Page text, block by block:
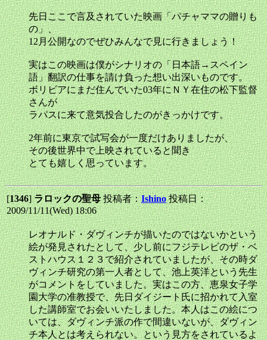
先日ここで言及されていた映画「パチャママの贈りも
の」、
12月公開なのでぜひみんなで見に行きましょう！
実はこの映画は僕がシナリオの「日本語→スペイン
語」翻訳の仕事を請け負った想い出深いものです。
ボリビアにまだ住んでいた03年にＮＹ在住の松下監督
さんが
ラパスに来て意気投合したのがきっかけです。
2年前に東京で試写会が一度だけありましたが、
その後世界中で上映されていると聞き
とても嬉しく思っています。
[1346]ラロックの聖母投稿者：Ishino 投稿日：
2009/11/11(Wed) 18:06
レオナルド・ダヴィンチが描いたのではないかという
絵が発見されたとして、少し前にフジテレビのザ・ベ
ストハウス１２３で紹介されていましたが、その時ダ
ヴィンチ研究の第一人者として、池上英洋という先生
がコメントをしていました。実はこの方、恵泉女子学
園大学の准教授で、先日ダイジート氏に招かれて入室
した講師室でお会いいたしました。本人はこの絵につ
いては、ダヴィンチ派の作で間違いないが、ダヴィン
チ本人とは考えられない。という見方をされているよ